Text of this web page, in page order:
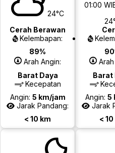
24°C
Cerah Berawan
Kelembapan:
89%
Arah Angin:
Barat Daya
Kecepatan
Angin: 5 km/jam
Jarak Pandang:
< 10 km
01:00
Barat
Angin: 5
Jarak
<